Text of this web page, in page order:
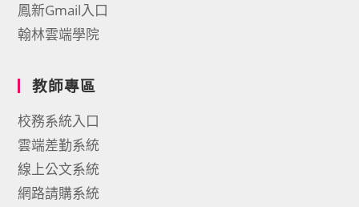
鳳新Gmail入口
翰林雲端學院
教師專區
校務系統入口
雲端差勤系統
線上公文系統
網路請購系統